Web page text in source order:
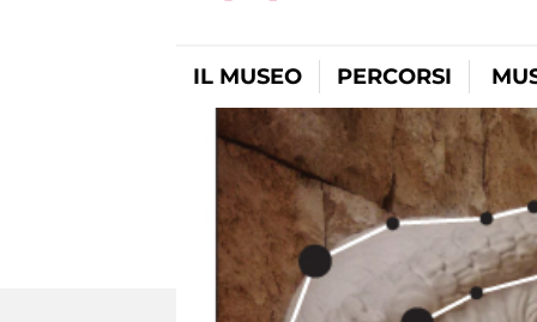
IL MUSEO PERCORSI